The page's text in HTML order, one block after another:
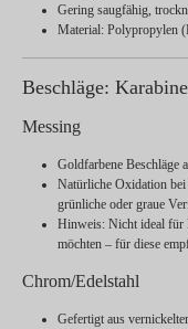
Gering saugfähig,
Material: Polypropylen
Beschläge:
Messing
Goldfarbene Beschläge
Natürliche Oxidation
grünliche oder graue
Hinweis: Nicht ideal für
möchten – für diese
Chrom/Edelstahl
Gefertigt aus